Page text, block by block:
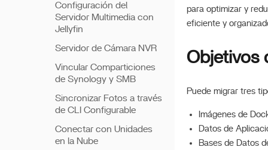
para optimizar y
eficiente y
Objetivos
Puede migrar tres
Imágenes de
Datos de
Bases de Datos
Acceso Remoto
Thunderbolt PC Directo
Configuración del
Servidor Multimedia con
Jellyfin
Servidor de Cámara NVR
Vincular Comparticiones
de Synology y SMB
Sincronizar Fotos a través
de CLI Configurable
Conectar con Unidades
en la Nube